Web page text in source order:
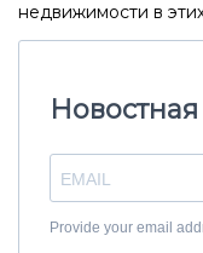
недвижимости в
Provide your email